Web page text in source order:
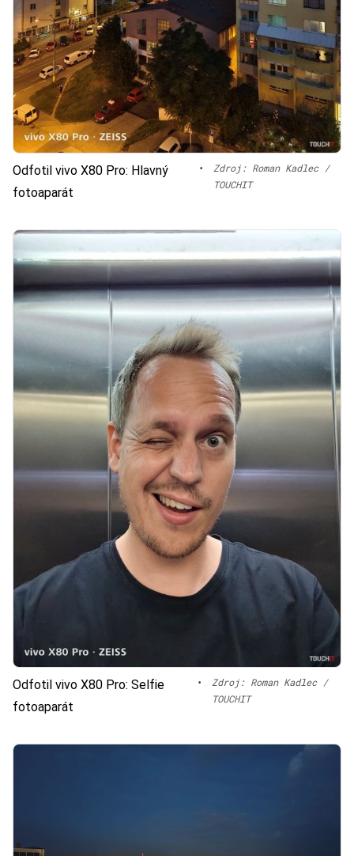
Odfotil vivo X80 Pro: Hlavný
fotoaparát
•
Zdroj: Roman Kadlec /
TOUCHIT
Odfotil vivo X80 Pro: Selfie
fotoaparát
•
Zdroj: Roman Kadlec /
TOUCHIT